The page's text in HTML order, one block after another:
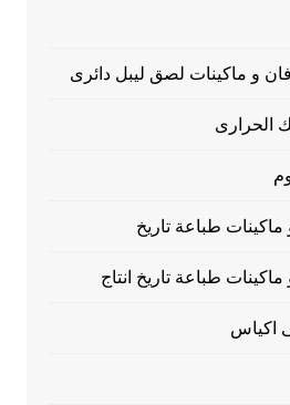
و ماكينات لصق ليبل دائرى
الحرارى
طباعة تاريخ
طباعة تاريخ انتاج
اكياس